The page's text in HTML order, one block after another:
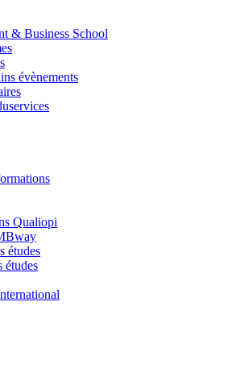
& Business School
évènements
Qualiopi
études
études